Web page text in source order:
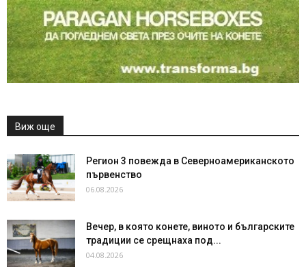
Виж още
Регион 3 повежда в Северноамериканското
първенство
06.08.2026
Вечер, в която конете, виното и българските
традиции се срещнаха под...
04.08.2026